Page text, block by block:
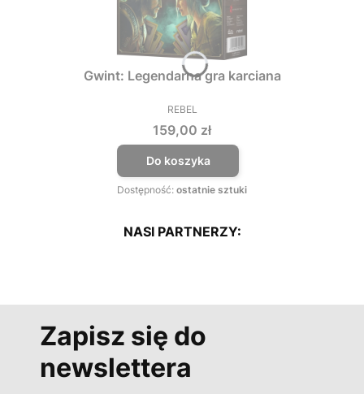
Gwint: Legendarna gra karciana
PRODUCENT
REBEL
Cena
159,00 zł
Do koszyka
Dostępność: ostatnie sztuki
NASI PARTNERZY:
Zapisz się do
newslettera